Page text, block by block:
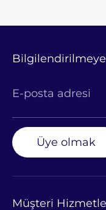
E-posta adresi
Üye olmak
Müşteri